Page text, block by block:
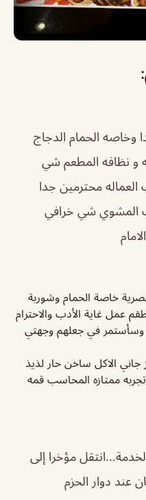
وخاصه الحمام الدجاج
و نظافه المطعم شي
العماله محترمين جدا
المشوي شي خرافي
خاصة الحمام وشوربة
عمل غاية الأدب والاحترام
وسأستمر في جعلهم وجهتي
جاني الاكل ساخن حار لذيذ
ممتازه المحاسب قمه
مؤخرا إلى
عند دوار الحزم